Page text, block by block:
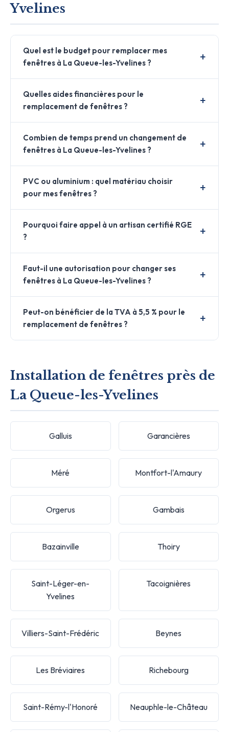
Yvelines
Quel est le budget pour remplacer mes
fenêtres à La Queue-les-Yvelines ?
Quelles aides financières pour le
remplacement de fenêtres ?
Combien de temps prend un changement de
fenêtres à La Queue-les-Yvelines ?
PVC ou aluminium : quel matériau choisir
pour mes fenêtres ?
Pourquoi faire appel à un artisan certifié RGE
?
Faut-il une autorisation pour changer ses
fenêtres à La Queue-les-Yvelines ?
Peut-on bénéficier de la TVA à 5,5 % pour le
remplacement de fenêtres ?
Installation de fenêtres près de
La Queue-les-Yvelines
Galluis Garancières
Méré Montfort-l'Amaury
Orgerus Gambais
Bazainville Thoiry
Saint-Léger-en-
Yvelines
Tacoignières
Villiers-Saint-Frédéric Beynes
Les Bréviaires Richebourg
Saint-Rémy-l'Honoré Neauphle-le-Château